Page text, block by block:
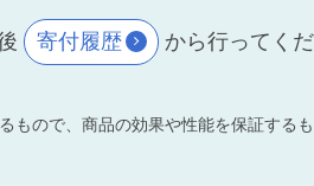
寄付履歴 から行ってく
ので、商品の効果や性能を保証する